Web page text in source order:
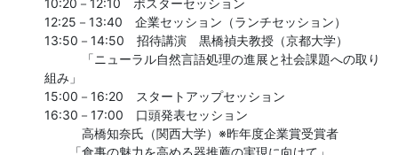
12:25－13:40　企業セッション（ランチセッション）
13:50－14:50　招待講演　黒橋禎夫教授（京都大学）
「ニューラル自然言語処理の進展と社会課題への取り
組み」
15:00－16:20　スタートアップセッション
16:30－17:00　口頭発表セッション
高橋知奈氏（関西大学）※昨年度企業賞受賞者
「食事の魅力を高める器推薦の実現に向けて」